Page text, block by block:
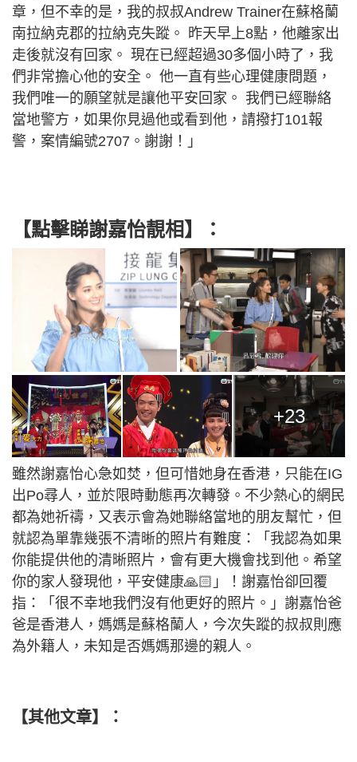
章，但不幸的是，我的叔叔Andrew Trainer在蘇格蘭
南拉納克郡的拉納克失蹤。 昨天早上8點，他離家出
走後就沒有回家。 現在已經超過30多個小時了，我
們非常擔心他的安全。 他一直有些心理健康問題，
我們唯一的願望就是讓他平安回家。 我們已經聯絡
當地警方，如果你見過他或看到他，請撥打101報
警，案情編號2707。謝謝！」
【點擊睇謝嘉怡靚相】：
+23
雖然謝嘉怡心急如焚，但可惜她身在香港，只能在IG
出Po尋人，並於限時動態再次轉發。不少熱心的網民
都為她祈禱，又表示會為她聯絡當地的朋友幫忙，但
就認為單靠幾張不清晰的照片有難度：「我認為如果
你能提供他的清晰照片，會有更大機會找到他。希望
你的家人發現他，平安健康🙏🏻」！謝嘉怡卻回覆
指：「很不幸地我們沒有他更好的照片。」謝嘉怡爸
爸是香港人，媽媽是蘇格蘭人，今次失蹤的叔叔則應
為外籍人，未知是否媽媽那邊的親人。
【其他文章】：